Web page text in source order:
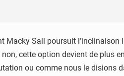
Macky Sall poursuit
cette option devient de plus
ou comme nous le disions